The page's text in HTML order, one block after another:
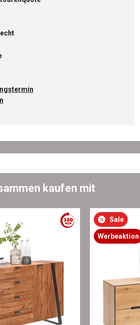
kaufen mit
Sale
Werbeaktion